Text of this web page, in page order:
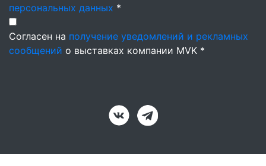
персональных данных *
Согласен на получение уведомлений и рекламных
сообщений о выставках компании MVK *